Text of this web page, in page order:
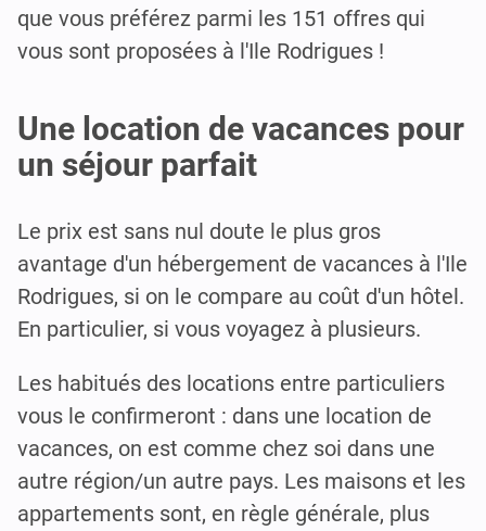
que vous préférez parmi les 151 offres qui
vous sont proposées à l'Ile Rodrigues !
Une location de vacances pour
un séjour parfait
Le prix est sans nul doute le plus gros
avantage d'un hébergement de vacances à l'Ile
Rodrigues, si on le compare au coût d'un hôtel.
En particulier, si vous voyagez à plusieurs.
Les habitués des locations entre particuliers
vous le confirmeront : dans une location de
vacances, on est comme chez soi dans une
autre région/un autre pays. Les maisons et les
appartements sont, en règle générale, plus